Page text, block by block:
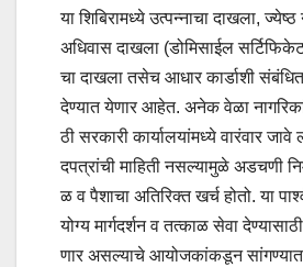
या शिबिरामध्ये उत्पन्नाचा दाखला,
अधिवास दाखला (डोमिसाईल
चा दाखला तसेच आधार कार्डाशी
देण्यात येणार आहेत. अनेक वेळा
ठी सरकारी कार्यालयांमध्ये वारंवार
दपत्रांची माहिती नसल्यामुळे अडचणी
ळ व पैशाचा अतिरिक्त खर्च होतो. या
योग्य मार्गदर्शन व तत्काळ सेवा
णार असल्याचे आयोजकांकडून